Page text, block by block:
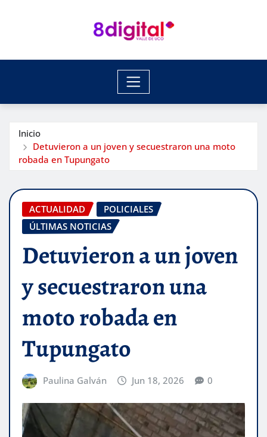
Inicio
Detuvieron a un joven y secuestraron una moto
robada en Tupungato
ACTUALIDAD
POLICIALES
ÚLTIMAS NOTICIAS
Detuvieron a un joven
y secuestraron una
moto robada en
Tupungato
Paulina Galván Jun 18, 2026 0